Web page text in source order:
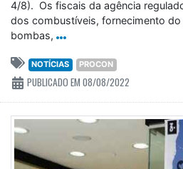
4/8). Os fiscais da agência
dos combustíveis, fornecimento
bombas,
NOTÍCIAS PROCON
PUBLICADO EM 08/08/2022